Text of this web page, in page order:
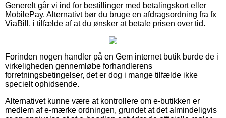
Generelt går vi ind for bestillinger med betalingskort eller
MobilePay. Alternativt bør du bruge en afdragsordning fra fx
ViaBill, i tilfælde af at du ønsker at betale prisen over tid.
Forinden nogen handler på en Gem internet butik burde de i
virkeligheden gennemløbe forhandlerens
forretningsbetingelser, det er dog i mange tilfælde ikke
specielt ophidsende.
Alternativet kunne være at kontrollere om e-butikken er
medlem af e-mærke ordningen, grundet at det almindeligvis